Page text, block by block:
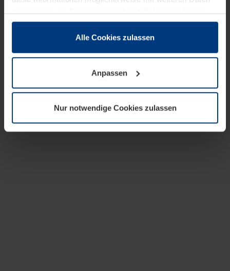
zusammen, die Sie ihnen bereitgestellt haben oder die
sie im Rahmen Ihrer Nutzung der Dienste gesammelt
wenn diese für den Betrieb dieser Seite unbedingt
notwendig sind. Für alle anderen Cookie-Typen benötigen
wir Ihre Erlaubnis. Ihre Einwilligung können Sie jederzeit
Datenschutzerklärungunserer Website ändern oder
widerrufen.
Alle Cookies zulassen
Anpassen
Nur notwendige Cookies zulassen